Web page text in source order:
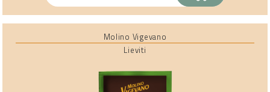
Molino Vigevano
Lieviti